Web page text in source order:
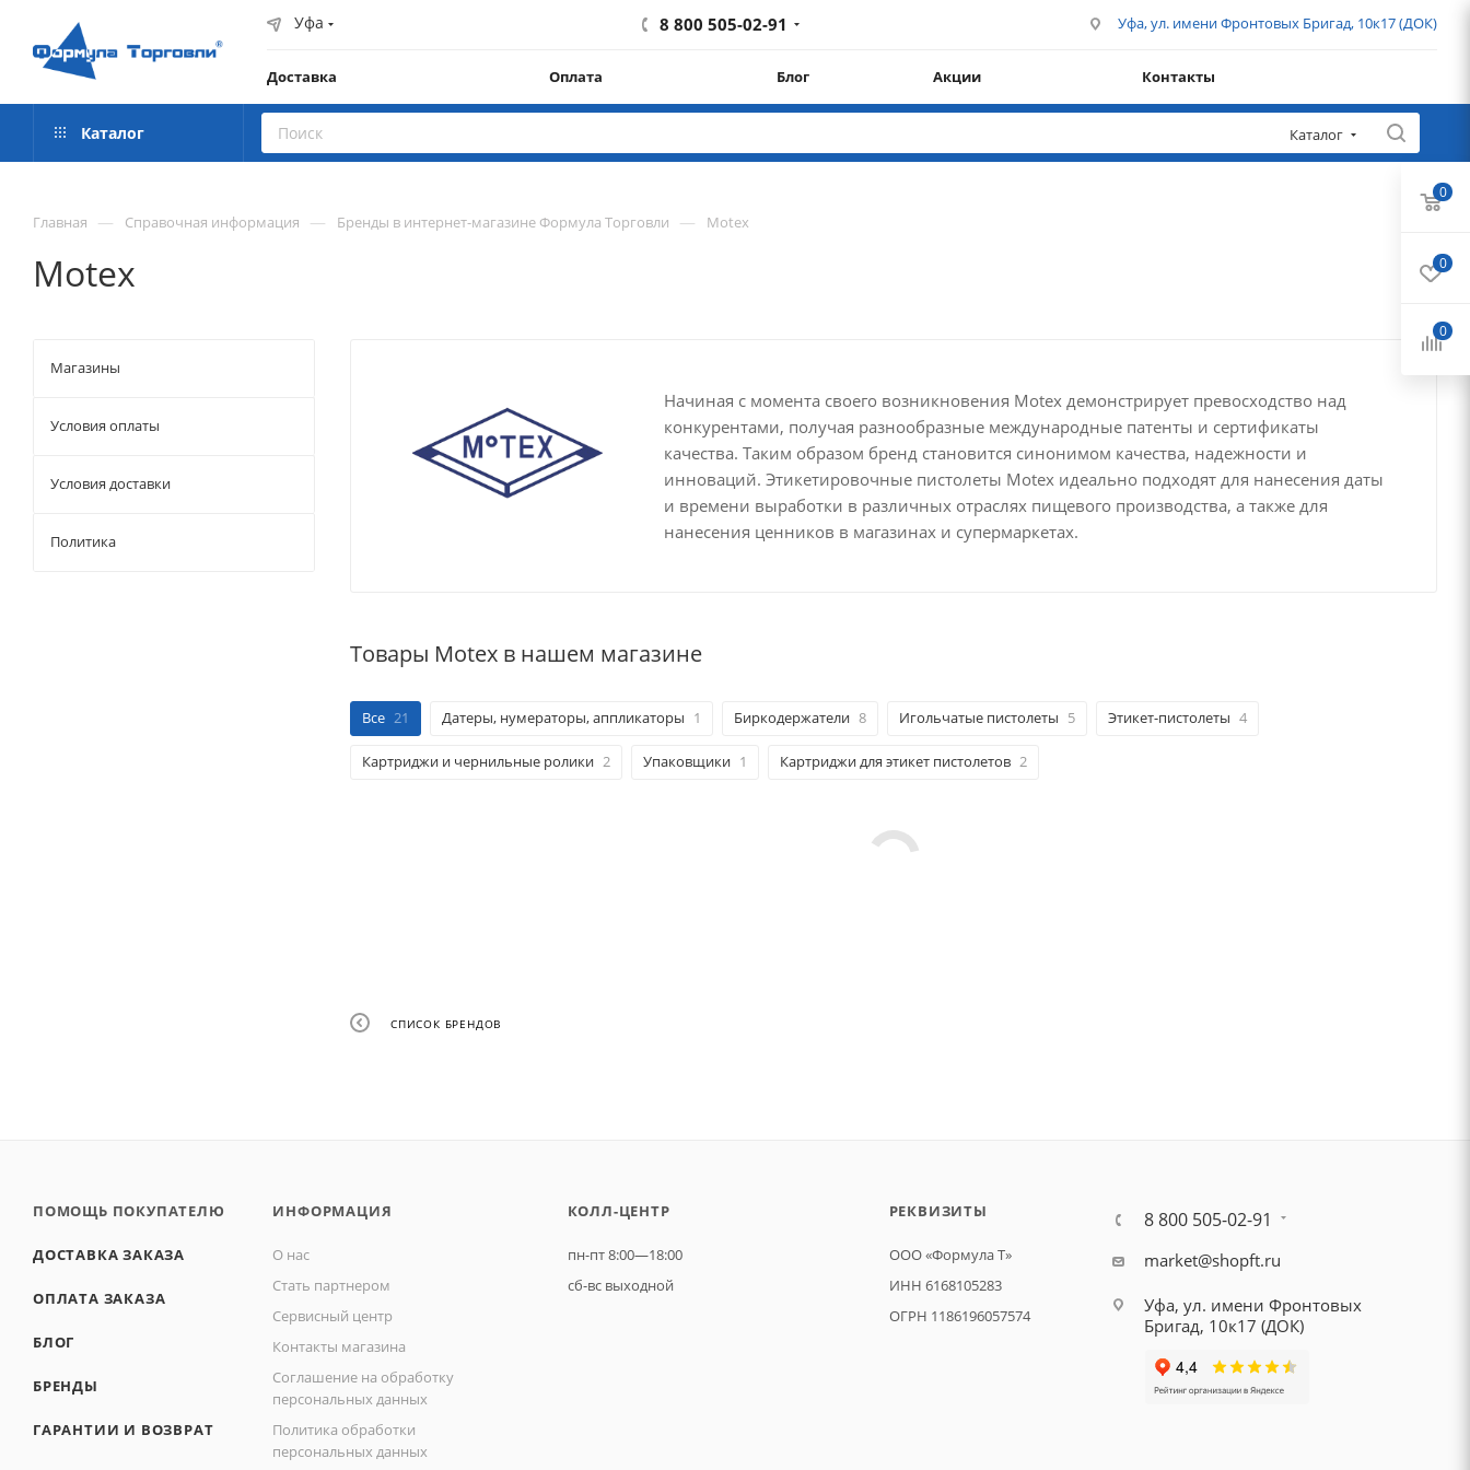
Уфа 8 800 505-02-91 Уфа, ул. имени Фронтовых Бригад, 10к17 (ДОК)
Доставка Оплата Блог Акции Контакты
Каталог Каталог
Главная — Справочная информация — Бренды в интернет-магазине Формула Торговли — Motex
Motex
Начиная с момента своего возникновения Motex демонстрирует превосходство над
конкурентами, получая разнообразные международные патенты и сертификаты
качества. Таким образом бренд становится синонимом качества, надежности и
инноваций. Этикетировочные пистолеты Motex идеально подходят для нанесения даты
и времени выработки в различных отраслях пищевого производства, а также для
нанесения ценников в магазинах и супермаркетах.
Товары Motex в нашем магазине
Все 21 Датеры, нумераторы, аппликаторы 1 Биркодержатели 8 Игольчатые пистолеты 5 Этикет-пистолеты 4
Картриджи и чернильные ролики 2 Упаковщики 1 Картриджи для этикет пистолетов 2
СПИСОК БРЕНДОВ
Магазины
Условия оплаты
Условия доставки
Политика
ПОМОЩЬ ПОКУПАТЕЛЮ
ДОСТАВКА ЗАКАЗА
ОПЛАТА ЗАКАЗА
БЛОГ
БРЕНДЫ
ГАРАНТИИ И ВОЗВРАТ
ИНФОРМАЦИЯ
О нас
Стать партнером
Сервисный центр
Контакты магазина
Соглашение на обработку
персональных данных
Политика обработки
персональных данных
КОЛЛ-ЦЕНТР
пн-пт 8:00—18:00
сб-вс выходной
РЕКВИЗИТЫ
ООО «Формула Т»
ИНН 6168105283
ОГРН 1186196057574
8 800 505-02-91
market@shopft.ru
Уфа, ул. имени Фронтовых
Бригад, 10к17 (ДОК)
0
0
0